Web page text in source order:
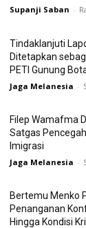
Supanji Saban -
Tindaklanjuti
Ditetapkan
PETI Gunung
Jaga Melanesia -
Filep Wamafma
Satgas
Imigrasi
Jaga Melanesia -
Bertemu Menko
Penanganan
Hingga Kondisi